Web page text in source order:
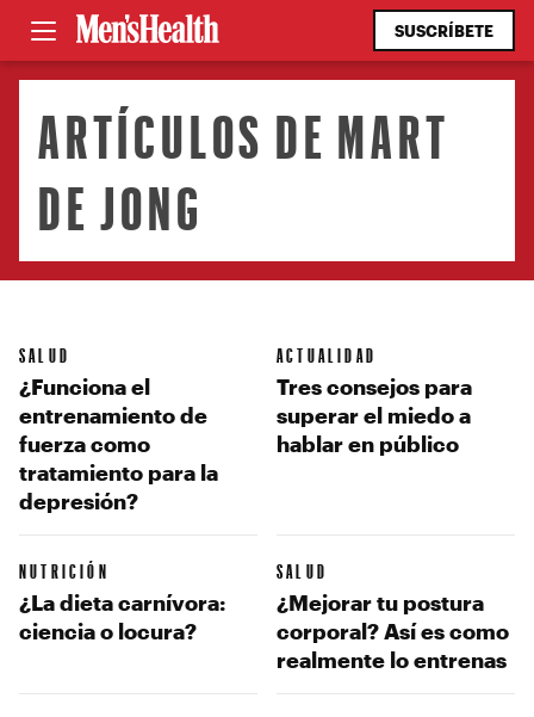
SUSCRÍBETE
ARTÍCULOS DE MART
DE JONG
SALUD
¿Funciona el
entrenamiento de
fuerza como
tratamiento para la
depresión?
ACTUALIDAD
Tres consejos para
superar el miedo a
hablar en público
NUTRICIÓN
¿La dieta carnívora:
ciencia o locura?
SALUD
¿Mejorar tu postura
corporal? Así es como
realmente lo entrenas